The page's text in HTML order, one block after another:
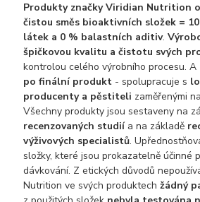
Produkty značky Viridian Nutrition
čistou směs bioaktivních složek =
látek a 0 % balastních aditiv.
špičkovou kvalitu a čistotu svých
kontrolou celého výrobního procesu. A
po finální produkt - spolupracuje s
producenty a pěstiteli zaměřenými
Všechny produkty jsou sestaveny na
recenzovaných studiía na základě
výživových specialistů.
složky, které jsou prokazatelně účinné
dávkování. Z etických důvodů
Nutrition ve svých produktechžádný